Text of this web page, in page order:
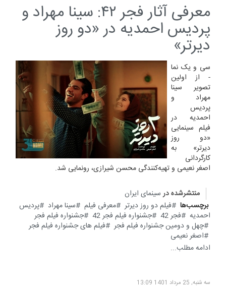
معرفی آثار فجر ۴۲: سینا مهراد و
پردیس احمدیه در «دو روز
دیرتر»
سی و یک نما
- از اولین
تصویر سینا
مهراد و
پردیس
احمدیه در
فیلم سینمایی
«دو روز
دیرتر» به
کارگردانی
اصغر نعیمی و تهیه‌کنندگی محسن شیرازی، رونمایی شد.
منتشرشده در سینمای ایران
برچسب‌ها
فیلم دو روز دیرتر معرفی فیلم سینا مهراد
پردیس
احمدیه
فجر 42 جشنواره فیلم فجر 42
جشنواره فیلم فجر
چهل و دومین جشنواره فیلم فجر
فیلم های جشنواره فیلم فجر
اصغر نعیمی
ادامه مطلب...
سه شنبه, 25 مرداد 1401 13:09